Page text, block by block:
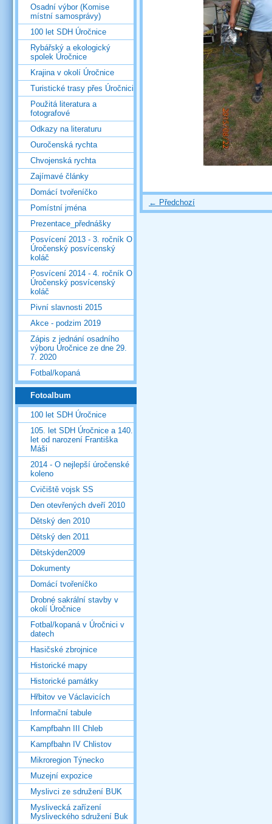
← Předchozí
Osadní výbor (Komise
místní samosprávy)
100 let SDH Úročnice
Rybářský a ekologický
spolek Úročnice
Krajina v okolí Úročnice
Turistické trasy přes Úročnici
Použitá literatura a
fotografové
Odkazy na literaturu
Ouročenská rychta
Chvojenská rychta
Zajímavé články
Domácí tvořeníčko
Pomístní jména
Prezentace_přednášky
Posvícení 2013 - 3. ročník O
Úročenský posvícenský
koláč
Posvícení 2014 - 4. ročník O
Úročenský posvícenský
koláč
Pivní slavnosti 2015
Akce - podzim 2019
Zápis z jednání osadního
výboru Úročnice ze dne 29.
7. 2020
Fotbal/kopaná
Fotoalbum
100 let SDH Úročnice
105. let SDH Úročnice a 140.
let od narození Františka
Máši
2014 - O nejlepší úročenské
koleno
Cvičiště vojsk SS
Den otevřených dveří 2010
Dětský den 2010
Dětský den 2011
Dětskýden2009
Dokumenty
Domácí tvořeníčko
Drobné sakrální stavby v
okolí Úročnice
Fotbal/kopaná v Úročnici v
datech
Hasičské zbrojnice
Historické mapy
Historické památky
Hřbitov ve Václavicích
Informační tabule
Kampfbahn III Chleb
Kampfbahn IV Chlistov
Mikroregion Týnecko
Muzejní expozice
Myslivci ze sdružení BUK
Myslivecká zařízení
Mysliveckého sdružení Buk